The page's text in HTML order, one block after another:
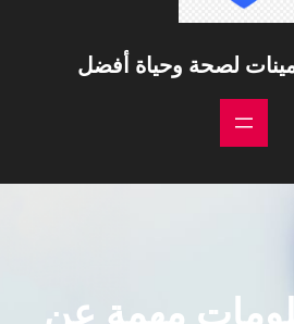
لصحة وحياة أفضل
مهمة عن